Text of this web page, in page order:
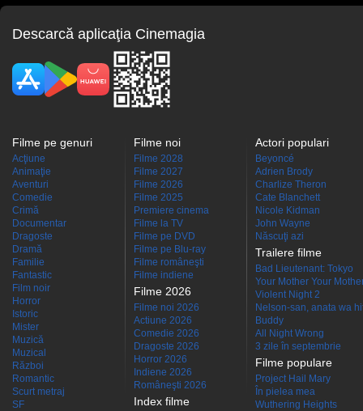
Descarcă aplicaţia Cinemagia
Filme pe genuri
Acţiune
Animaţie
Aventuri
Comedie
Crimă
Documentar
Dragoste
Dramă
Familie
Fantastic
Film noir
Horror
Istoric
Mister
Muzică
Muzical
Război
Romantic
Scurt metraj
SF
Filme noi
Filme 2028
Filme 2027
Filme 2026
Filme 2025
Premiere cinema
Filme la TV
Filme pe DVD
Filme pe Blu-ray
Filme româneşti
Filme indiene
Filme 2026
Filme noi 2026
Actiune 2026
Comedie 2026
Dragoste 2026
Horror 2026
Indiene 2026
Româneşti 2026
Index filme
Actori populari
Beyoncé
Adrien Brody
Charlize Theron
Cate Blanchett
Nicole Kidman
John Wayne
Născuţi azi
Trailere filme
Bad Lieutenant: Tokyo
Your Mother Your
Violent Night 2
Nelson-san, anata wa
Buddy
All Night Wrong
3 zile în septembrie
Filme populare
Project Hail Mary
În pielea mea
Wuthering Heights